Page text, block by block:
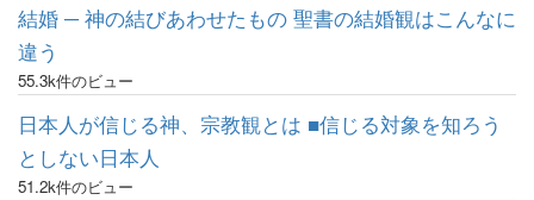
結婚 ─ 神の結びあわせたもの 聖書の結婚観はこんなに
違う
55.3k件のビュー
日本人が信じる神、宗教観とは ■信じる対象を知ろう
としない日本人
51.2k件のビュー